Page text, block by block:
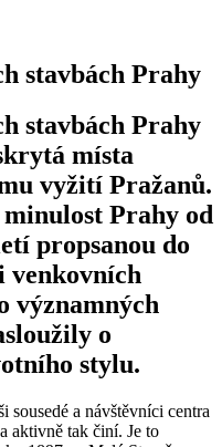
stavbách Prahy
stavbách Prahy
místa
vyžití Pražanů.
Prahy od
propsanou do
významných
o
stylu.
sousedé a návštěvníci centra
aktivně tak činí. Je to